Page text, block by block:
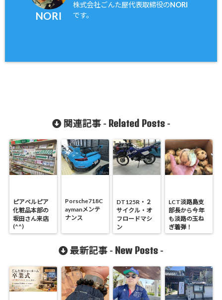
NORI
株式会社ごんた屋代表取締役のNORI
です。
関連記事 - Related Posts-
ピアベルピア
化粧品本部の
坂田さん来店
(^^)
Porsche718C
aymanメンテ
ナンス
DT125R・２
サイクル・オ
フロードマシ
ン
LCT淡路島支
部長から今年
も淡路の玉ね
ぎ着弾！
最新記事 - New Posts -